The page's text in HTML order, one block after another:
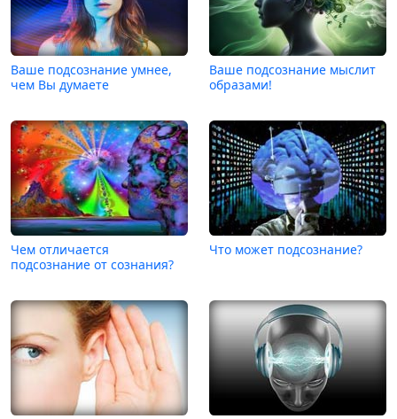
Ваше подсознание умнее,
чем Вы думаете
Ваше подсознание мыслит
образами!
Чем отличается
подсознание от сознания?
Что может подсознание?